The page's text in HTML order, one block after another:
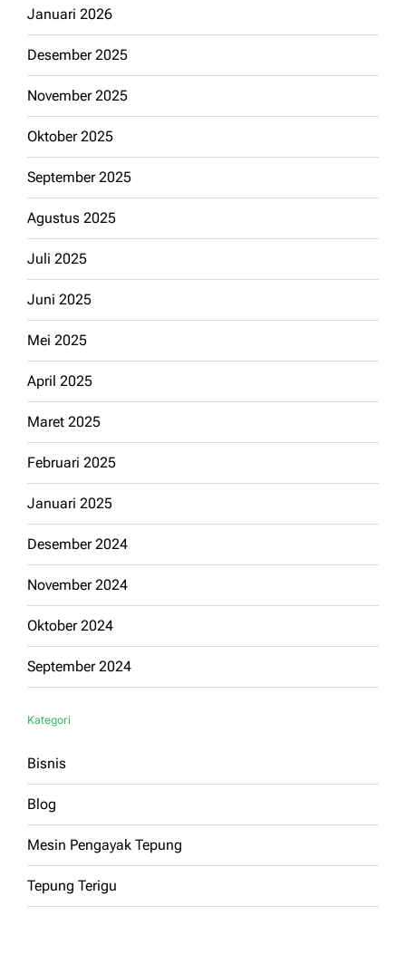
Januari 2026
Desember 2025
November 2025
Oktober 2025
September 2025
Agustus 2025
Juli 2025
Juni 2025
Mei 2025
April 2025
Maret 2025
Februari 2025
Januari 2025
Desember 2024
November 2024
Oktober 2024
September 2024
Kategori
Bisnis
Blog
Mesin Pengayak Tepung
Tepung Terigu